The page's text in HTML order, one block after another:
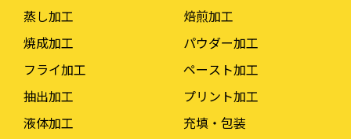
蒸し加工
焼成加工
フライ加工
抽出加工
液体加工
焙煎加工
パウダー加工
ペースト加工
プリント加工
充填・包装